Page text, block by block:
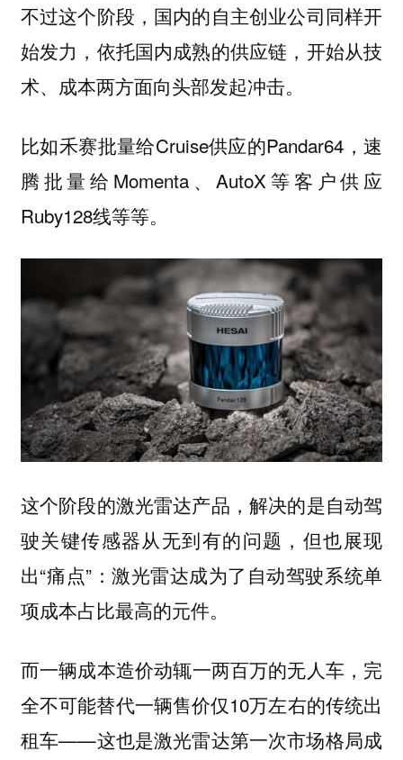
不过这个阶段，国内的自主创业公司同样开
始发力，依托国内成熟的供应链，开始从技
术、成本两方面向头部发起冲击。
比如禾赛批量给Cruise供应的Pandar64，速
腾批量给Momenta、AutoX等客户供应
Ruby128线等等。
这个阶段的激光雷达产品，解决的是自动驾
驶关键传感器从无到有的问题，但也展现
出“痛点”：激光雷达成为了自动驾驶系统单
项成本占比最高的元件。
而一辆成本造价动辄一两百万的无人车，完
全不可能替代一辆售价仅10万左右的传统出
租车——这也是激光雷达第一次市场格局成